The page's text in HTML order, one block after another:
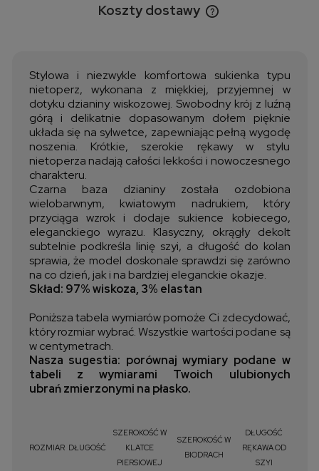
Koszty dostawy
Cena nie zawiera ewentualnych kosztów płatności
Stylowa i niezwykle komfortowa sukienka typu
nietoperz, wykonana z miękkiej, przyjemnej w
dotyku dzianiny wiskozowej. Swobodny krój z luźną
górą i delikatnie dopasowanym dołem pięknie
układa się na sylwetce, zapewniając pełną wygodę
noszenia. Krótkie, szerokie rękawy w stylu
nietoperza nadają całości lekkości i nowoczesnego
charakteru.
Czarna baza dzianiny została ozdobiona
wielobarwnym, kwiatowym nadrukiem, który
przyciąga wzrok i dodaje sukience kobiecego,
eleganckiego wyrazu. Klasyczny, okrągły dekolt
subtelnie podkreśla linię szyi, a długość do kolan
sprawia, że model doskonale sprawdzi się zarówno
na co dzień, jak i na bardziej eleganckie okazje.
Skład: 97% wiskoza, 3% elastan
Poniższa tabela wymiarów pomoże Ci zdecydować,
który rozmiar wybrać. Wszystkie wartości podane są
w centymetrach.
Nasza sugestia: porównaj wymiary podane w
tabeli z wymiarami Twoich ulubionych
ubrań zmierzonymi na płasko.
ROZMIAR DŁUGOŚĆ
SZEROKOŚĆ W
KLATCE
PIERSIOWEJ
SZEROKOŚĆ W
BIODRACH
DŁUGOŚĆ
RĘKAWA OD
SZYI